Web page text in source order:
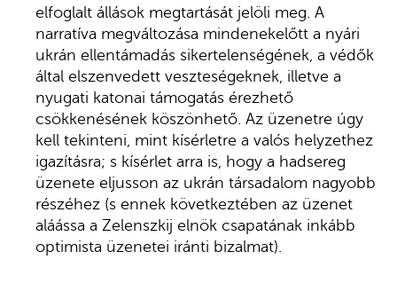
elfoglalt állások megtartását jelöli meg. A
narratíva megváltozása mindenekelőtt a nyári
ukrán ellentámadás sikertelenségének, a védők
által elszenvedett veszteségeknek, illetve a
nyugati katonai támogatás érezhető
csökkenésének köszönhető. Az üzenetre úgy
kell tekinteni, mint kísérletre a valós helyzethez
igazításra; s kísérlet arra is, hogy a hadsereg
üzenete eljusson az ukrán társadalom nagyobb
részéhez (s ennek következtében az üzenet
aláássa a Zelenszkij elnök csapatának inkább
optimista üzenetei iránti bizalmat).